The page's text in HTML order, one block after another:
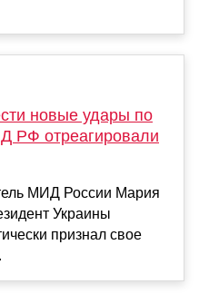
новые удары по
РФ отреагировали
МИД России Мария
Украины
признал свое